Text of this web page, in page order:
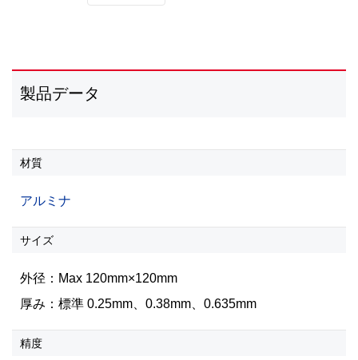
製品データ
材質
アルミナ
サイズ
外径：Max 120mm×120mm
厚み：標準 0.25mm、0.38mm、0.635mm
精度